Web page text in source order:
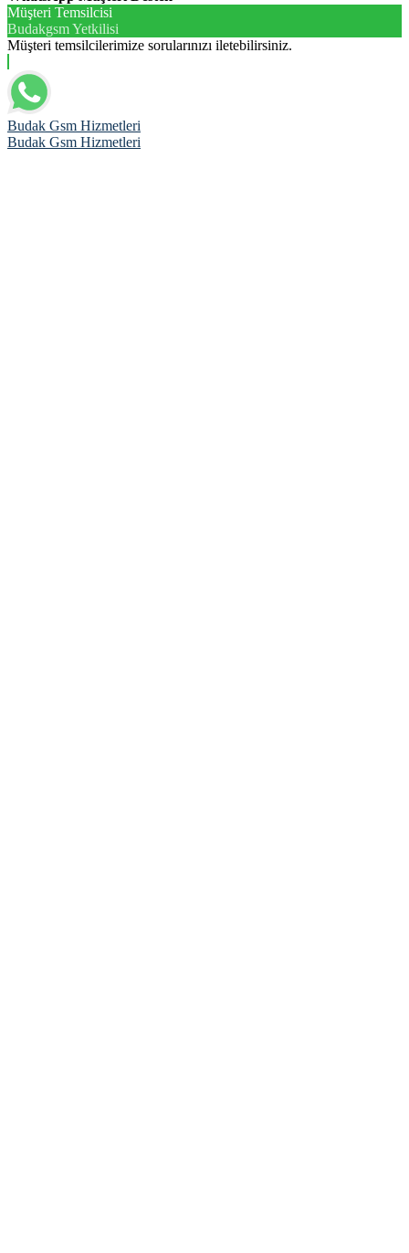
Müşteri Temsilcisi
Budakgsm Yetkilisi
Müşteri temsilcilerimize sorularınızı iletebilirsiniz.
Budak Gsm Hizmetleri
Budak Gsm Hizmetleri